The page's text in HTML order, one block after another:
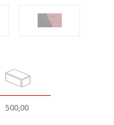
500,00